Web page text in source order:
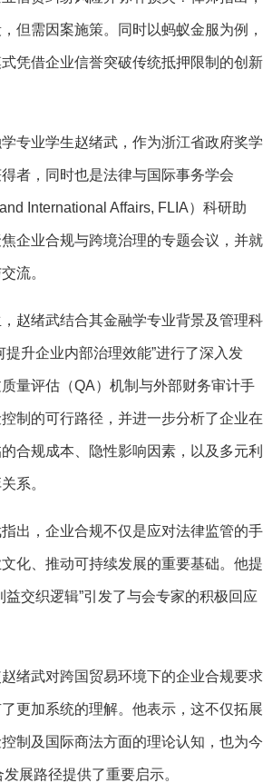
但需因案施策。同时以蚂蚁金服为例，
凭借企业信誉突破传统抵押限制的创新
专业学生赵绪武，作为浙江省政府奖学
者，同时也是法律与国际事务学会
International Affairs, FLIA）科研助
企业合规与跨境治理的专题会议，并就
流。
赵绪武结合其金融学专业背景及管理科
提升企业内部治理效能”进行了深入发
量评估（QA）机制与外部财务审计手
制的可行路径，并进一步分析了企业在
合规成本、隐性影响因素，以及多元利
系。
出，企业合规不仅是应对法律监管的手
化、推动可持续发展的重要基础。他提
益交织逻辑”引发了与会专家的积极回应
绪武对跨国贸易环境下的企业合规要求
更加系统的理解。他表示，这不仅拓展
制及国际商法方面的理论认知，也为今
展路径提供了重要启示。